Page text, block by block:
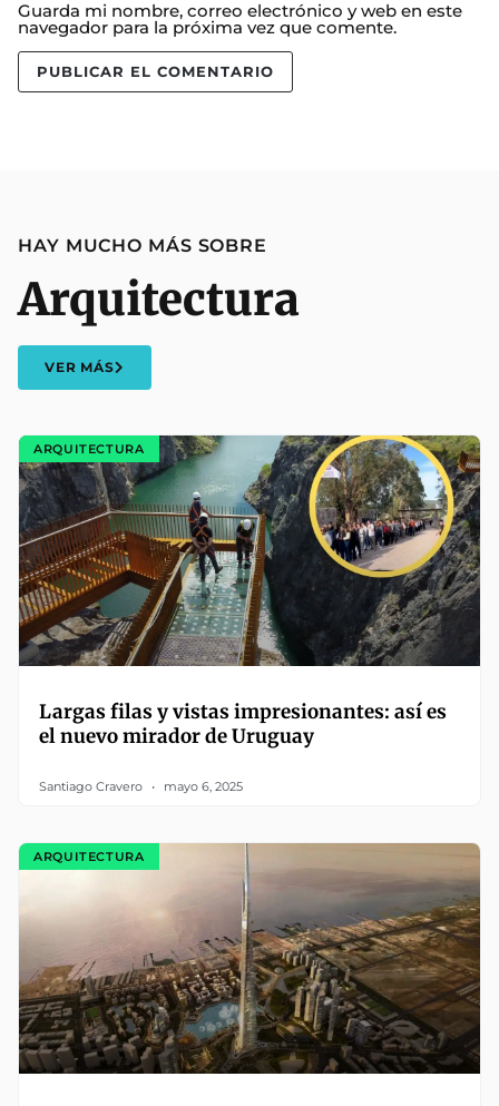
Guarda mi nombre, correo electrónico y web en este
navegador para la próxima vez que comente.
HAY MUCHO MÁS SOBRE
Arquitectura
VER MÁS
ARQUITECTURA
Largas filas y vistas impresionantes: así es
el nuevo mirador de Uruguay
Santiago Cravero mayo 6, 2025
ARQUITECTURA